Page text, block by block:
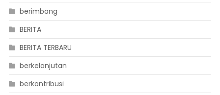
berimbang
BERITA
BERITA TERBARU
berkelanjutan
berkontribusi